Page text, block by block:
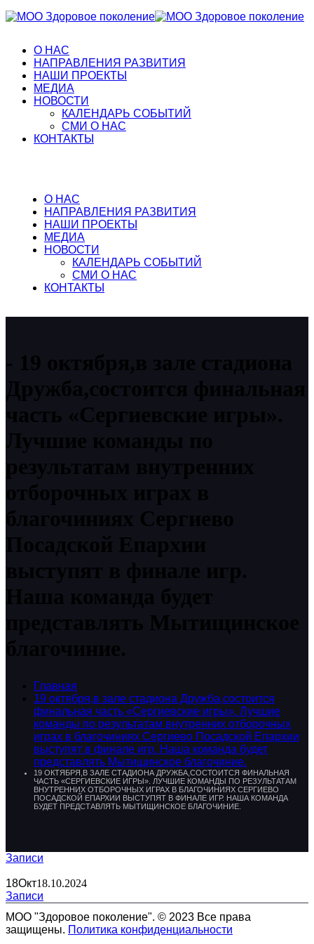
О НАС
НАПРАВЛЕНИЯ РАЗВИТИЯ
НАШИ ПРОЕКТЫ
МЕДИА
НОВОСТИ
КАЛЕНДАРЬ СОБЫТИЙ
СМИ О НАС
КОНТАКТЫ
О НАС
НАПРАВЛЕНИЯ РАЗВИТИЯ
НАШИ ПРОЕКТЫ
МЕДИА
НОВОСТИ
КАЛЕНДАРЬ СОБЫТИЙ
СМИ О НАС
КОНТАКТЫ
19 октября,в зале стадиона
Дружба,состоится финальная
часть «Сергиевские игры».
Лучшие команды по
результатам внутренних
отборочных играх в
благочиниях Сергиево
Посадской Епархии
выступят в финале игр.
Наша команда будет
представлять Мытищинское
благочиние.
Главная
19 октября,в зале стадиона Дружба,состоится
финальная часть «Сергиевские игры». Лучшие
команды по результатам внутренних отборочных
играх в благочиниях Сергиево Посадской Епархии
выступят в финале игр. Наша команда будет
представлять Мытищинское благочиние.
19 ОКТЯБРЯ,В ЗАЛЕ СТАДИОНА ДРУЖБА,СОСТОИТСЯ ФИНАЛЬНАЯ
ЧАСТЬ «СЕРГИЕВСКИЕ ИГРЫ». ЛУЧШИЕ КОМАНДЫ ПО РЕЗУЛЬТАТАМ
ВНУТРЕННИХ ОТБОРОЧНЫХ ИГРАХ В БЛАГОЧИНИЯХ СЕРГИЕВО
ПОСАДСКОЙ ЕПАРХИИ ВЫСТУПЯТ В ФИНАЛЕ ИГР. НАША КОМАНДА
БУДЕТ ПРЕДСТАВЛЯТЬ МЫТИЩИНСКОЕ БЛАГОЧИНИЕ.
Записи
18Окт18.10.2024
Записи
МОО "Здоровое поколение". © 2023 Все права
защищены. Политика конфиденциальности